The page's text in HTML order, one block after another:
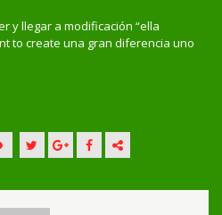
y llegar a modificación “ella
to create una gran diferencia uno